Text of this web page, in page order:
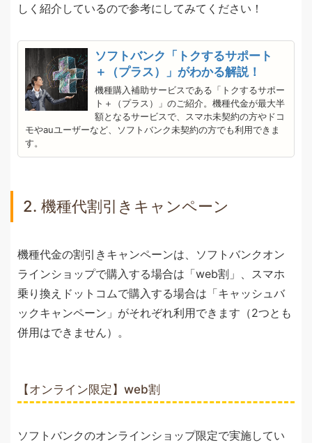
しく紹介しているので参考にしてみてください！
ソフトバンク「トクするサポート
＋（プラス）」がわかる解説！
機種購入補助サービスである「トクするサポー
ト＋（プラス）」のご紹介。機種代金が最大半
額となるサービスで、スマホ未契約の方やドコ
モやauユーザーなど、ソフトバンク未契約の方でも利用できま
す。
2. 機種代割引きキャンペーン
機種代金の割引きキャンペーンは、ソフトバンクオン
ラインショップで購入する場合は「web割」、スマホ
乗り換えドットコムで購入する場合は「キャッシュバ
ックキャンペーン」がそれぞれ利用できます（2つとも
併用はできません）。
【オンライン限定】web割
ソフトバンクのオンラインショップ限定で実施してい